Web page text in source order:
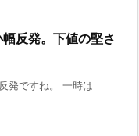
反発。下値の堅さ
発ですね。 一時は